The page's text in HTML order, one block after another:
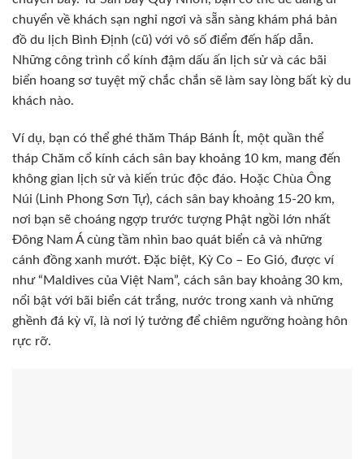
chuyển về khách sạn nghỉ ngơi và sẵn sàng khám phá bản
đồ du lịch Bình Định (cũ) với vô số điểm đến hấp dẫn.
Những công trình cổ kính đậm dấu ấn lịch sử và các bãi
biển hoang sơ tuyệt mỹ chắc chắn sẽ làm say lòng bất kỳ du
khách nào.
Ví dụ, bạn có thể ghé thăm Tháp Bánh Ít, một quần thể
tháp Chăm cổ kính cách sân bay khoảng 10 km, mang đến
không gian lịch sử và kiến trúc độc đáo. Hoặc Chùa Ông
Núi (Linh Phong Sơn Tự), cách sân bay khoảng 15-20 km,
nơi bạn sẽ choáng ngợp trước tượng Phật ngồi lớn nhất
Đông Nam Á cùng tầm nhìn bao quát biển cả và những
cánh đồng xanh mướt. Đặc biệt, Kỳ Co – Eo Gió, được ví
như “Maldives của Việt Nam”, cách sân bay khoảng 30 km,
nổi bật với bãi biển cát trắng, nước trong xanh và những
ghềnh đá kỳ vĩ, là nơi lý tưởng để chiêm ngưỡng hoàng hôn
rực rỡ.